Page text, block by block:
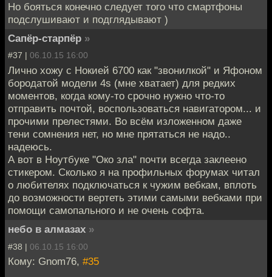
Но бояться конечно следует того что смартфоны
подслушивают и подглядывают )
Сапёр-старпёр »
#37 | 06.10.15 16:00
Лично хожу с Нокией 6700 как "звонилкой" и Яфоном
бородатой модели 4s (мне хватает) для редких
моментов, когда кому-то срочно нужно что-то
отправить почтой, воспользоваться навигатором... и
прочими прелестями. Во всём изложенном даже
тени сомнения нет, но мне прятаться не надо..
надеюсь.
А вот в Ноутбуке "Око зла" почти всегда заклеено
стикером. Сколько я на профильных форумах читал
о любителях подключаться к чужим вебкам, вплоть
до возможности вертеть этими самыми вебками при
помощи самопального и не очень софта.
небо в алмазах »
#38 | 06.10.15 16:00
Кому: Gnom76, #35